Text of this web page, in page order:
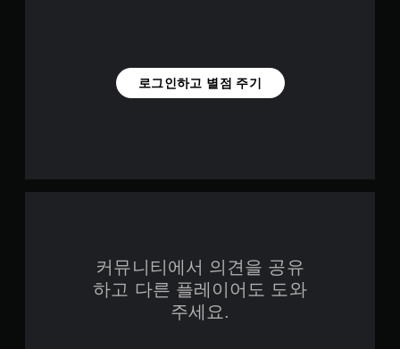
로그인하고 별점 주기
커뮤니티에서 의견을 공유
하고 다른 플레이어도 도와
주세요.